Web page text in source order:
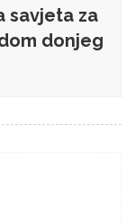
savjeta za
donjeg